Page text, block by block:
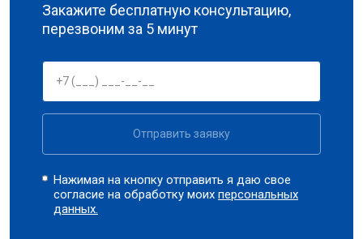
Закажите бесплатную консультацию,
перезвоним за 5 минут
Отправить заявку
Нажимая на кнопку отправить я даю свое
согласие на обработку моихперсональных
данных.